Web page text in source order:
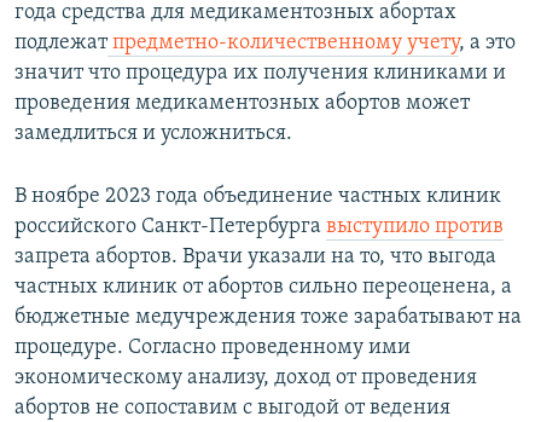
года средства для медикаментозных абортах
подлежатпредметно-количественному учету, а это
значит что процедура их получения клиниками и
проведения медикаментозных абортов может
замедлиться и усложниться.
В ноябре 2023 года объединение частных клиник
российского Санкт-Петербурга выступило против
запрета абортов. Врачи указали на то, что выгода
частных клиник от абортов сильно переоценена, а
бюджетные медучреждения тоже зарабатывают на
процедуре. Согласно проведенному ими
экономическому анализу, доход от проведения
абортов не сопоставим с выгодой от ведения